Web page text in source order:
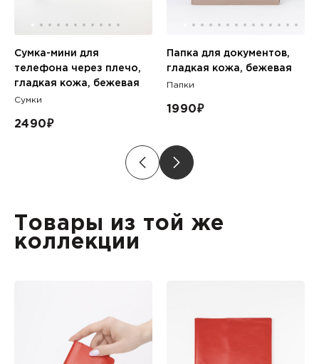
Сумка-мини для
телефона через плечо,
гладкая кожа, бежевая
Сумки
2490₽
Папка для документов,
гладкая кожа, бежевая
Папки
1990₽
Товары из той же
коллекции